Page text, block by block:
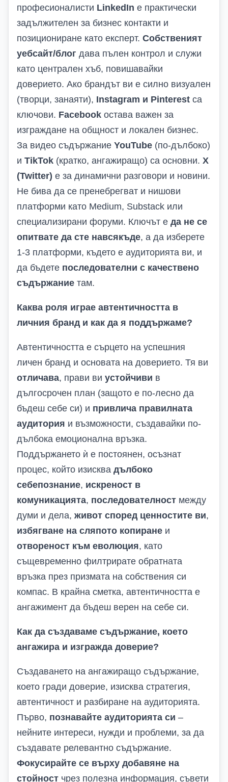
професионалисти LinkedIn е практически
задължителен за бизнес контакти и
позициониране като експерт. Собственият
уебсайт/блог дава пълен контрол и служи
като централен хъб, повишавайки
доверието. Ако брандът ви е силно визуален
(творци, занаяти), Instagram и Pinterest са
ключови. Facebook остава важен за
изграждане на общност и локален бизнес.
За видео съдържание YouTube (по-дълбоко)
и TikTok (кратко, ангажиращо) са основни. X
(Twitter) е за динамични разговори и новини.
Не бива да се пренебрегват и нишови
платформи като Medium, Substack или
специализирани форуми. Ключът е да не се
опитвате да сте навсякъде, а да изберете
1-3 платформи, където е аудиторията ви, и
да бъдете последователни с качествено
съдържание там.
Каква роля играе автентичността в
личния бранд и как да я поддържаме?
Автентичността е сърцето на успешния
личен бранд и основата на доверието. Тя ви
отличава, прави ви устойчиви в
дългосрочен план (защото е по-лесно да
бъдеш себе си) и привлича правилната
аудитория и възможности, създавайки по-
дълбока емоционална връзка.
Поддържането ѝ е постоянен, осъзнат
процес, който изисква дълбоко
себепознание, искреност в
комуникацията, последователност между
думи и дела, живот според ценностите ви,
избягване на сляпото копиране и
отвореност към еволюция, като
същевременно филтрирате обратната
връзка през призмата на собствения си
компас. В крайна сметка, автентичността е
ангажимент да бъдеш верен на себе си.
Как да създаваме съдържание, което
ангажира и изгражда доверие?
Създаването на ангажиращо съдържание,
което гради доверие, изисква стратегия,
автентичност и разбиране на аудиторията.
Първо, познавайте аудиторията си –
нейните интереси, нужди и проблеми, за да
създавате релевантно съдържание.
Фокусирайте се върху добавяне на
стойност чрез полезна информация, съвети